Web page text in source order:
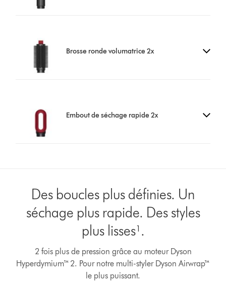
Brosse ronde volumatrice 2x
Embout de séchage rapide 2x
Afficher
la
transcription
Des boucles plus définies. Un
séchage plus rapide. Des styles
plus lisses¹.
2 fois plus de pression grâce au moteur Dyson
Hyperdymium™ 2. Pour notre multi-styler Dyson Airwrap™
le plus puissant.